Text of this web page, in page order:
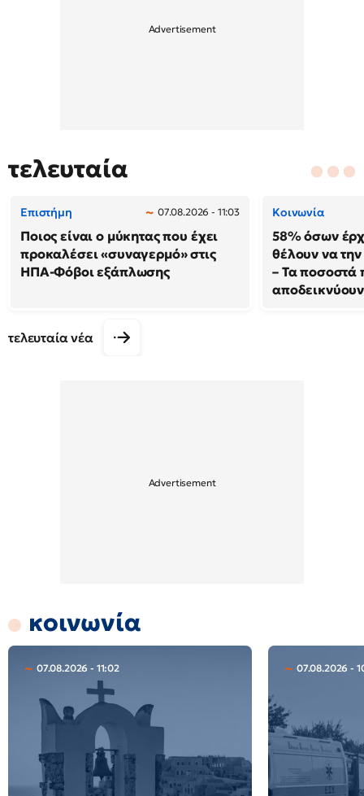
τελευταία
Επιστήμη 07.08.2026 - 11:03
Ποιος είναι ο μύκητας που έχει
προκαλέσει «συναγερμό» στις
ΗΠΑ-Φόβοι εξάπλωσης
Κοινωνία
58% όσων
θέλουν να
– Τα ποσοστά
αποδεικνύουν
τελευταία νέα
κοινωνία
07.08.2026 - 11:02 07.08.2026 -